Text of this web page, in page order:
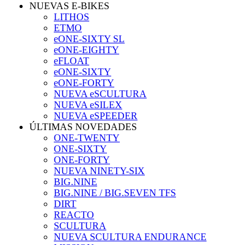
NUEVAS E-BIKES
LITHOS
ETMO
eONE-SIXTY SL
eONE-EIGHTY
eFLOAT
eONE-SIXTY
eONE-FORTY
NUEVA eSCULTURA
NUEVA eSILEX
NUEVA eSPEEDER
ÚLTIMAS NOVEDADES
ONE-TWENTY
ONE-SIXTY
ONE-FORTY
NUEVA NINETY-SIX
BIG.NINE
BIG.NINE / BIG.SEVEN TFS
DIRT
REACTO
SCULTURA
NUEVA SCULTURA ENDURANCE